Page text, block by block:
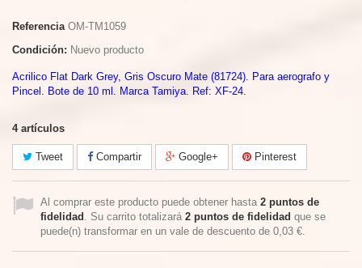
Referencia OM-TM1059
Condición: Nuevo producto
Acrilico Flat Dark Grey, Gris Oscuro Mate (81724). Para aerografo y
Pincel. Bote de 10 ml. Marca Tamiya. Ref: XF-24.
4 artículos
Tweet Compartir Google+ Pinterest
Al comprar este producto puede obtener hasta 2 puntos de
fidelidad . Su carrito totalizará 2 puntos de fidelidad que se
puede(n) transformar en un vale de descuento de 0,03 €.